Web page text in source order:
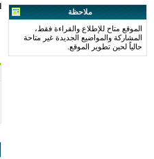
ملاحظة
الموقع متاح للإطلاع والقراءة فقط،
المشاركة والمواضيع الجديدة غير متاحة
حالياً لحين تطوير الموقع.